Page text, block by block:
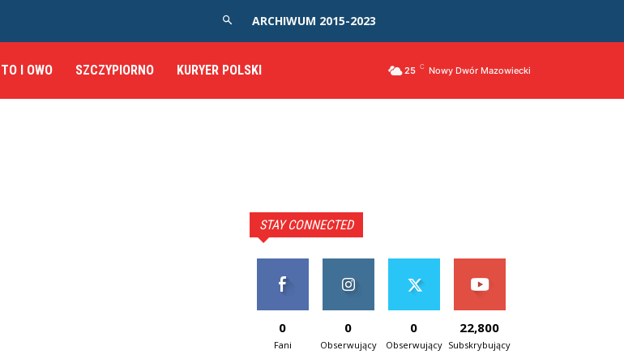
ARCHIWUM 2015-2023
TO I OWO SZCZYPIORNO KURYER POLSKI 25 C Nowy Dwór Mazowiecki
STAY CONNECTED
0
Fani
0
Obserwujący
0
Obserwujący
22,800
Subskrybujący